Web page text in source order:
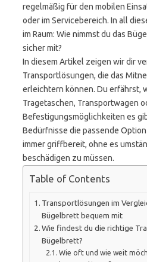
regelmäßig für den mobilen
oder im Servicebereich. In all
im Raum: Wie nimmst du das
sicher mit?
In diesem Artikel zeigen wir dir
Transportlösungen, die das
erleichtern können. Du erfährst,
Tragetaschen, Transportwagen
Befestigungsmöglichkeiten es
Bedürfnisse die passende
immer griffbereit, ohne es
beschädigen zu müssen.
Table of Contents
Transportlösungen im
Bügelbrett bequem mit
Wie findest du die richtige
Bügelbrett?
Wie oft und wie weit